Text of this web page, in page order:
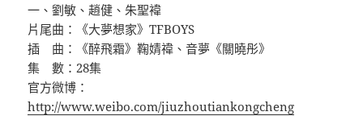
一、劉敏、趙健、朱聖褘
片尾曲：《大夢想家》TFBOYS
插 曲：《醉飛霜》鞠婧禕、音夢《關曉彤》
集 數：28集
官方微博：
http://www.weibo.com/jiuzhoutiankongcheng